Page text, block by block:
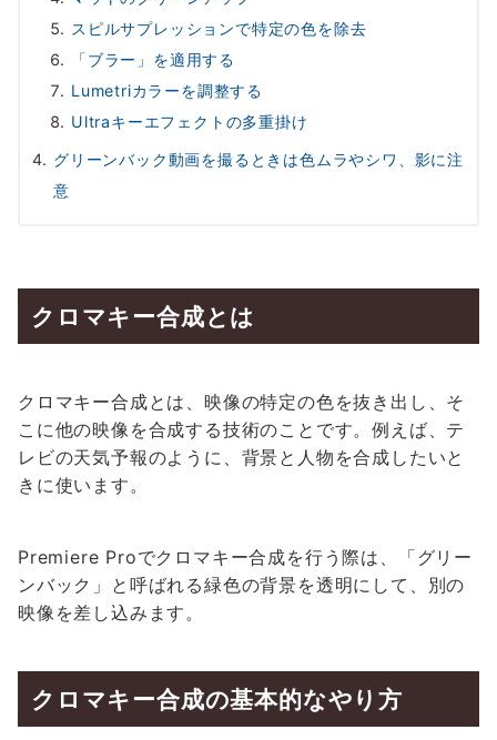
スピルサプレッションで特定の色を除去
「ブラー」を適用する
Lumetriカラーを調整する
Ultraキーエフェクトの多重掛け
グリーンバック動画を撮るときは色ムラやシワ、影に注
意
クロマキー合成とは
クロマキー合成とは、映像の特定の色を抜き出し、そ
こに他の映像を合成する技術のことです。例えば、テ
レビの天気予報のように、背景と人物を合成したいと
きに使います。
Premiere Proでクロマキー合成を行う際は、「グリー
ンバック」と呼ばれる緑色の背景を透明にして、別の
映像を差し込みます。
クロマキー合成の基本的なやり方